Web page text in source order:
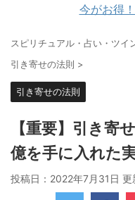
今がお得
スピリチュアル・占い・ツイ
引き寄せの法則 >
引き寄せの法則
【重要】引き寄
億を手に入れた
投稿日：2022年7月31日 更